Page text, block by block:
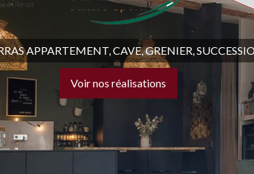
APPARTEMENT, CAVE, GRENIER,
Voir nos réalisations